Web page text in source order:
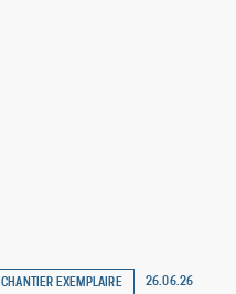
CHANTIER EXEMPLAIRE 26.06.26